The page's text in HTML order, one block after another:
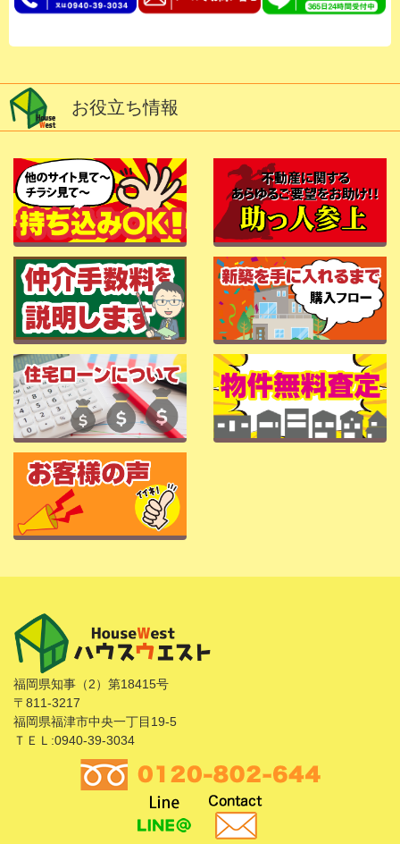
お役立ち情報
福岡県知事（2）第18415号
〒811-3217
福岡県福津市中央一丁目19-5
ＴＥＬ:0940-39-3034